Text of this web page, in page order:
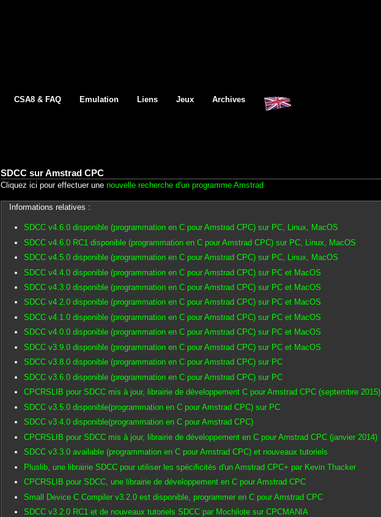
CSA8 & FAQ Emulation Liens Jeux Archives
SDCC sur Amstrad CPC
Cliquez ici pour effectuer une nouvelle recherche d'un programme Amstrad
Informations relatives :
SDCC v4.6.0 disponible (programmation en C pour Amstrad CPC) sur PC, Linux, MacOS
SDCC v4.6.0 RC1 disponible (programmation en C pour Amstrad CPC) sur PC, Linux, MacOS
SDCC v4.5.0 disponible (programmation en C pour Amstrad CPC) sur PC, Linux, MacOS
SDCC v4.4.0 disponible (programmation en C pour Amstrad CPC) sur PC et MacOS
SDCC v4.3.0 disponible (programmation en C pour Amstrad CPC) sur PC et MacOS
SDCC v4.2.0 disponible (programmation en C pour Amstrad CPC) sur PC et MacOS
SDCC v4.1.0 disponible (programmation en C pour Amstrad CPC) sur PC et MacOS
SDCC v4.0.0 disponible (programmation en C pour Amstrad CPC) sur PC et MacOS
SDCC v3.9.0 disponible (programmation en C pour Amstrad CPC) sur PC et MacOS
SDCC v3.8.0 disponible (programmation en C pour Amstrad CPC) sur PC
SDCC v3.6.0 disponible (programmation en C pour Amstrad CPC) sur PC
CPCRSLIB pour SDCC mis à jour, librairie de développement C pour Amstrad CPC (septembre 2015)
SDCC v3.5.0 disponible(programmation en C pour Amstrad CPC) sur PC
SDCC v3.4.0 disponible(programmation en C pour Amstrad CPC)
CPCRSLIB pour SDCC mis à jour, librairie de développement en C pour Amstrad CPC (janvier 2014)
SDCC v3.3.0 available (programmation en C pour Amstrad CPC) et nouveaux tutoriels
Pluslib, une librairie SDCC pour utiliser les spécificités d'un Amstrad CPC+ par Kevin Thacker
CPCRSLIB pour SDCC, une librairie de développement en C pour Amstrad CPC
Small Device C Compiler v3.2.0 est disponible, programmer en C pour Amstrad CPC
SDCC v3.2.0 RC1 et de nouveaux tutoriels SDCC par Mochilote sur CPCMANIA